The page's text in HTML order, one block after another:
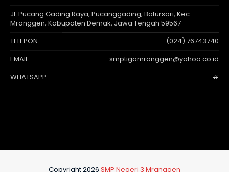
Jl. Pucang Gading Raya, Pucanggading, Batursari, Kec.
Mranggen, Kabupaten Demak, Jawa Tengah 59567
TELEPON
(024) 76743740
EMAIL
smptigamranggen@yahoo.co.id
WHATSAPP
#
Copyright 2026 SMP Negeri 3 Mranggen